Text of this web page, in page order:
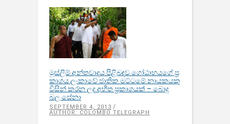
මුස්ලිම් අන්තවාදය පිළිබඳව ගෝඨාභයගේ ප්‍ර​
කාශය ලංකාවේ ජාතික මට්ටමේ නායකයකු
විසින් කරන ලද අභීත ප්‍ර​කාශයක් – බොදු
බල සේනා
SEPTEMBER 4, 2013
AUTHOR: COLOMBO TELEGRAPH